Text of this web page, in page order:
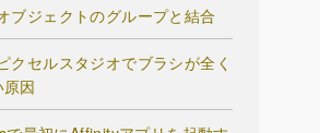
ブジェクトのグループと結合
クセルスタジオでブラシが全く
因